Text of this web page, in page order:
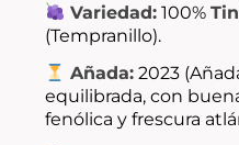
Variedad:100%
(Tempranillo).
Añada:2023
equilibrada, con
fenólica y frescura